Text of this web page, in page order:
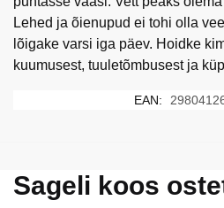
Lehed ja õienupud ei tohi olla
lõigake varsi iga päev. Hoidke
kuumusest, tuuletõmbusest ja
EAN:
Sageli koos